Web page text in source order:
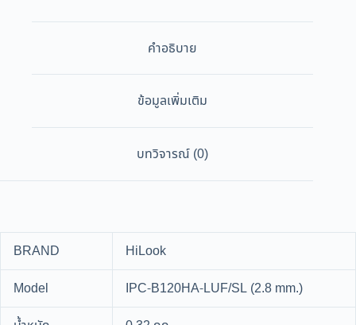
คำอธิบาย
ข้อมูลเพิ่มเติม
บทวิจารณ์ (0)
BRAND
HiLook
Model
IPC-B120HA-LUF/SL (2.8 mm.)